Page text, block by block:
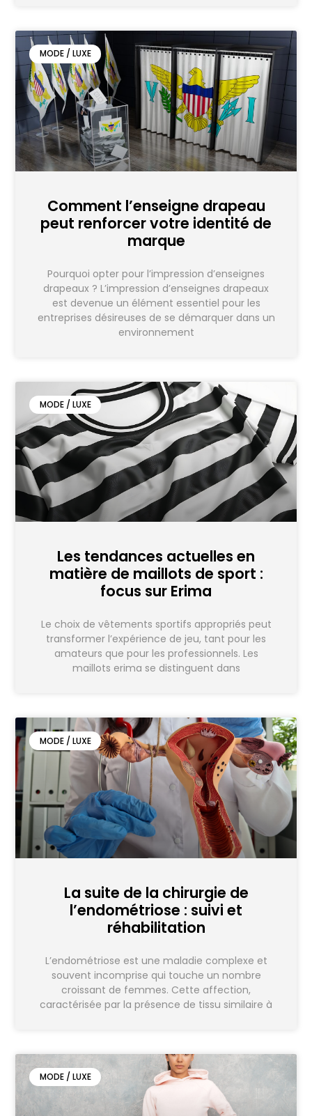
MODE / LUXE
Comment l’enseigne drapeau
peut renforcer votre identité de
marque
Pourquoi opter pour l’impression d’enseignes
drapeaux ? L’impression d’enseignes drapeaux
est devenue un élément essentiel pour les
entreprises désireuses de se démarquer dans un
environnement
MODE / LUXE
Les tendances actuelles en
matière de maillots de sport :
focus sur Erima
Le choix de vêtements sportifs appropriés peut
transformer l’expérience de jeu, tant pour les
amateurs que pour les professionnels. Les
maillots erima se distinguent dans
MODE / LUXE
La suite de la chirurgie de
l’endométriose : suivi et
réhabilitation
L’endométriose est une maladie complexe et
souvent incomprise qui touche un nombre
croissant de femmes. Cette affection,
caractérisée par la présence de tissu similaire à
MODE / LUXE